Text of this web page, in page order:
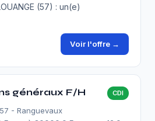
(57) : un(e)
Voir l'offre →
généraux F/H CDI
- Ranguevaux